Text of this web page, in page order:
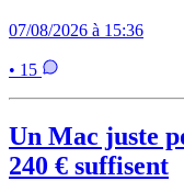
07/08/2026 à 15:36
• 15
Un Mac juste
240 € suffisent